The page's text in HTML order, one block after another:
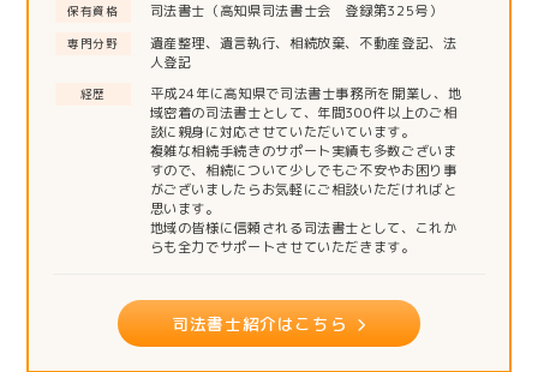
保有資格 司法書士（高知県司法書士会 登録第325号）
専門分野
遺産整理、遺言執行、相続放棄、不動産登記、法
人登記
経歴
平成24年に高知県で司法書士事務所を開業し、地
域密着の司法書士として、年間300件以上のご相
談に親身に対応させていただいています。
複雑な相続手続きのサポート実績も多数ございま
すので、相続について少しでもご不安やお困り事
がございましたらお気軽にご相談いただければと
思います。
地域の皆様に信頼される司法書士として、これか
らも全力でサポートさせていただきます。
司法書士紹介はこちら